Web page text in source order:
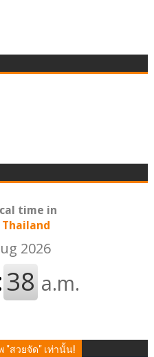
time in
Thailand
"สวยจัด" เท่านั้น!